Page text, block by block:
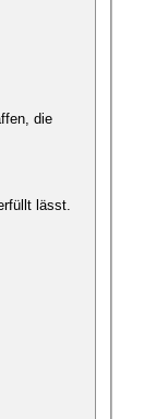
die
lässt.